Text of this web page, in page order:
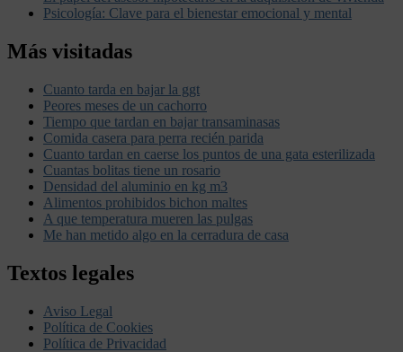
Psicología: Clave para el bienestar emocional y mental
Más visitadas
Cuanto tarda en bajar la ggt
Peores meses de un cachorro
Tiempo que tardan en bajar transaminasas
Comida casera para perra recién parida
Cuanto tardan en caerse los puntos de una gata esterilizada
Cuantas bolitas tiene un rosario
Densidad del aluminio en kg m3
Alimentos prohibidos bichon maltes
A que temperatura mueren las pulgas
Me han metido algo en la cerradura de casa
Textos legales
Aviso Legal
Política de Cookies
Política de Privacidad